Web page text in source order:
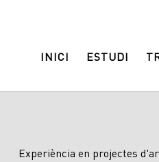
INICI ESTUDI
Experiència en projectes